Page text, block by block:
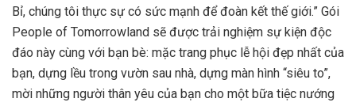
Bỉ, chúng tôi thực sự có sức mạnh để đoàn kết thế giới.” Gói
People of Tomorrowland sẽ được trải nghiệm sự kiện độc
đáo này cùng với bạn bè: mặc trang phục lễ hội đẹp nhất của
bạn, dựng lều trong vườn sau nhà, dựng màn hình “siêu to”,
mời những người thân yêu của bạn cho một bữa tiệc nướng